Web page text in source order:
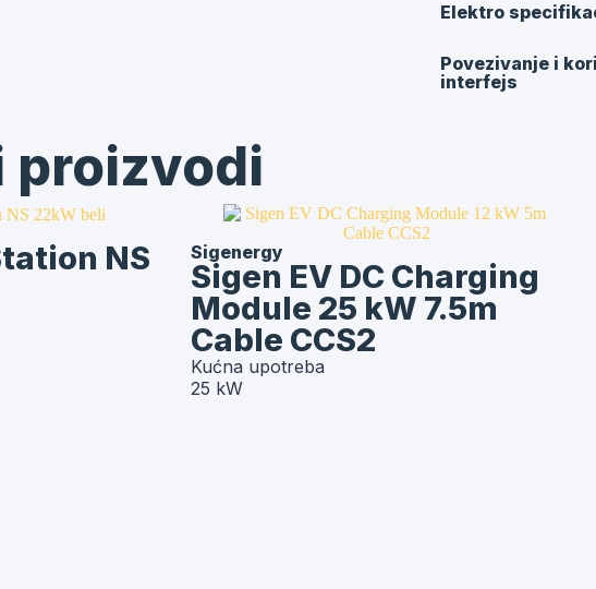
Elektro
Povezivanje i
interfejs
proizvodi
NS
Sigenergy
Sigen EV DC Charging
Module 25 kW 7.5m
Cable CCS2
Kućna upotreba
25 kW